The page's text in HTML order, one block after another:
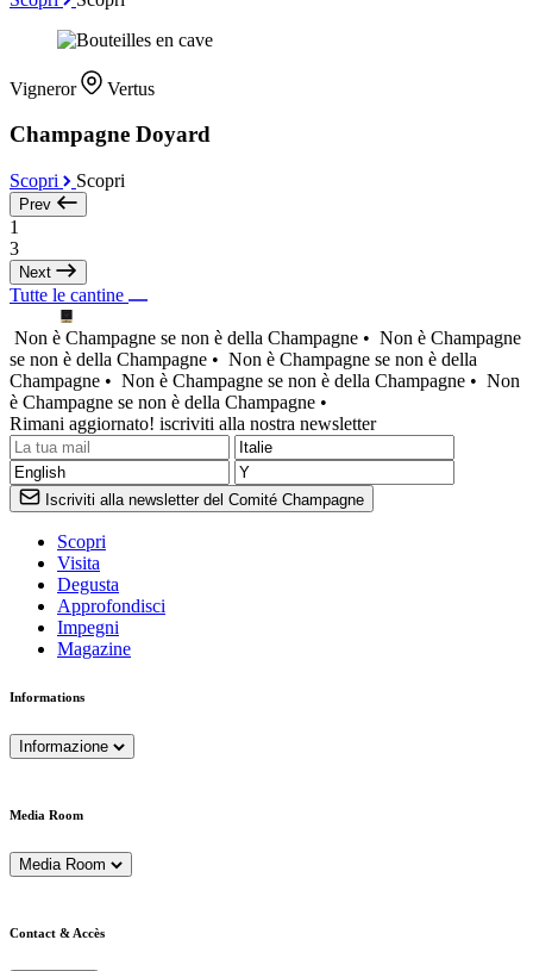
Vigneror Vertus
Champagne Doyard
Scopri Scopri
Prev
1
3
Next
Tutte le cantine
Non è Champagne se non è della Champagne • Non è Champagne
se non è della Champagne • Non è Champagne se non è della
Champagne • Non è Champagne se non è della Champagne • Non
è Champagne se non è della Champagne •
Rimani aggiornato! iscriviti alla nostra newsletter
Iscriviti alla newsletter del Comité Champagne
Scopri
Visita
Degusta
Approfondisci
Impegni
Magazine
Informations
Informazione
Media Room
Media Room
Contact & Accès